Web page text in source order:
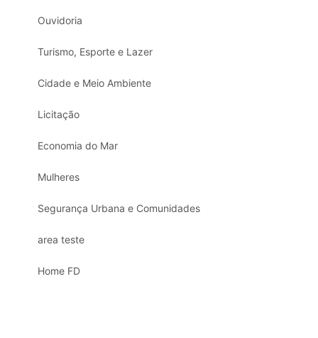
Ouvidoria
Turismo, Esporte e Lazer
Cidade e Meio Ambiente
Licitação
Economia do Mar
Mulheres
Segurança Urbana e Comunidades
area teste
Home FD